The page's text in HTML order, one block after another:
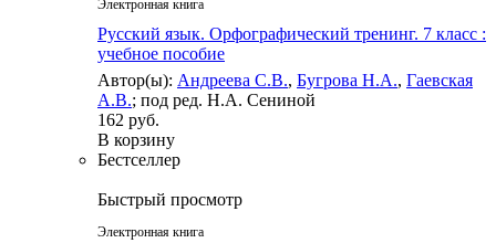
Электронная книга
Русский язык. Орфографический тренинг. 7 класс :
учебное пособие
Автор(ы): Андреева С.В., Бугрова Н.А., Гаевская
А.В.; под ред. Н.А. Сениной
162 руб.
В корзину
Бестселлер
Быстрый просмотр
Электронная книга